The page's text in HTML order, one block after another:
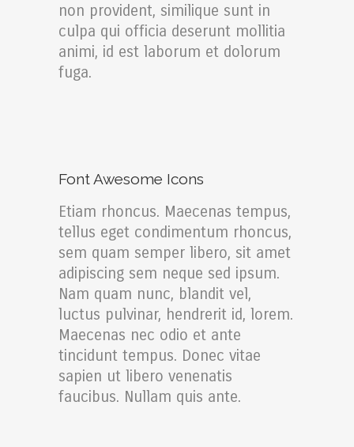
non provident, similique sunt in
culpa qui officia deserunt mollitia
animi, id est laborum et dolorum
fuga.
Font Awesome Icons
Etiam rhoncus. Maecenas tempus,
tellus eget condimentum rhoncus,
sem quam semper libero, sit amet
adipiscing sem neque sed ipsum.
Nam quam nunc, blandit vel,
luctus pulvinar, hendrerit id, lorem.
Maecenas nec odio et ante
tincidunt tempus. Donec vitae
sapien ut libero venenatis
faucibus. Nullam quis ante.